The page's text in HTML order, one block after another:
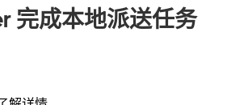
完成本地派送任务